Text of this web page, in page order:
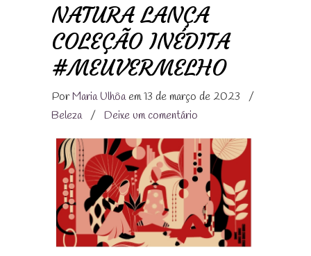
NATURA LANÇA
COLEÇÃO INÉDITA
#MEUVERMELHO
PorMaria Ulhôaem 13 de março de 2023
/
Beleza
/ Deixe um comentário